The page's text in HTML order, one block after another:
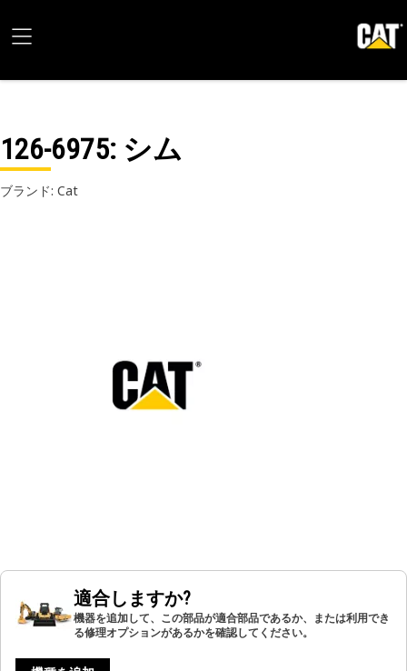
126-6975: シム
ブランド: Cat
適合しますか?
機器を追加して、この部品が適合部品であるか、または利用でき
る修理オプションがあるかを確認してください。